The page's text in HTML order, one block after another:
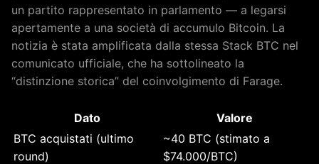
un partito rappresentato in parlamento — a legarsi
apertamente a una società di accumulo Bitcoin. La
notizia è stata amplificata dalla stessa Stack BTC nel
comunicato ufficiale, che ha sottolineato la
“distinzione storica” del coinvolgimento di Farage.
Dato
Valore
BTC acquistati (ultimo
round)
~40 BTC (stimato a
$74.000/BTC)